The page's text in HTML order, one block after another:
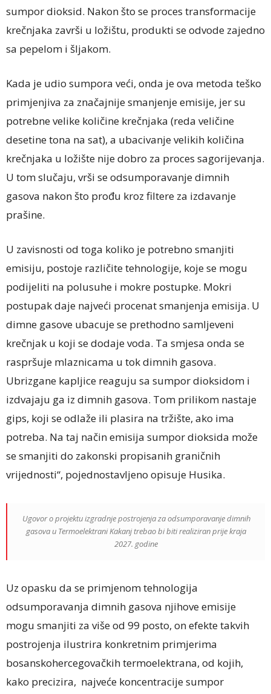
sumpor dioksid. Nakon što se proces transformacije
krečnjaka završi u ložištu, produkti se odvode zajedno
sa pepelom i šljakom.
Kada je udio sumpora veći, onda je ova metoda teško
primjenjiva za značajnije smanjenje emisije, jer su
potrebne velike količine krečnjaka (reda veličine
desetine tona na sat), a ubacivanje velikih količina
krečnjaka u ložište nije dobro za proces sagorijevanja.
U tom slučaju, vrši se odsumporavanje dimnih
gasova nakon što prođu kroz filtere za izdavanje
prašine.
U zavisnosti od toga koliko je potrebno smanjiti
emisiju, postoje različite tehnologije, koje se mogu
podijeliti na polusuhe i mokre postupke. Mokri
postupak daje najveći procenat smanjenja emisija. U
dimne gasove ubacuje se prethodno samljeveni
krečnjak u koji se dodaje voda. Ta smjesa onda se
raspršuje mlaznicama u tok dimnih gasova.
Ubrizgane kapljice reaguju sa sumpor dioksidom i
izdvajaju ga iz dimnih gasova. Tom prilikom nastaje
gips, koji se odlaže ili plasira na tržište, ako ima
potreba. Na taj način emisija sumpor dioksida može
se smanjiti do zakonski propisanih graničnih
vrijednosti“, pojednostavljeno opisuje Husika.
Ugovor o projektu izgradnje postrojenja za odsumporavanje dimnih
gasova u Termoelektrani Kakanj trebao bi biti realiziran prije kraja
2027. godine
Uz opasku da se primjenom tehnologija
odsumporavanja dimnih gasova njihove emisije
mogu smanjiti za više od 99 posto, on efekte takvih
postrojenja ilustrira konkretnim primjerima
bosanskohercegovačkih termoelektrana, od kojih,
kako precizira, najveće koncentracije sumpor